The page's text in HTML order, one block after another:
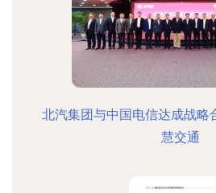
北汽集团与中国电信达成战略
慧交通